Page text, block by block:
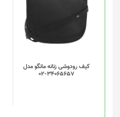
کیف رودوشی زنانه مانگو مدل
34065657-02